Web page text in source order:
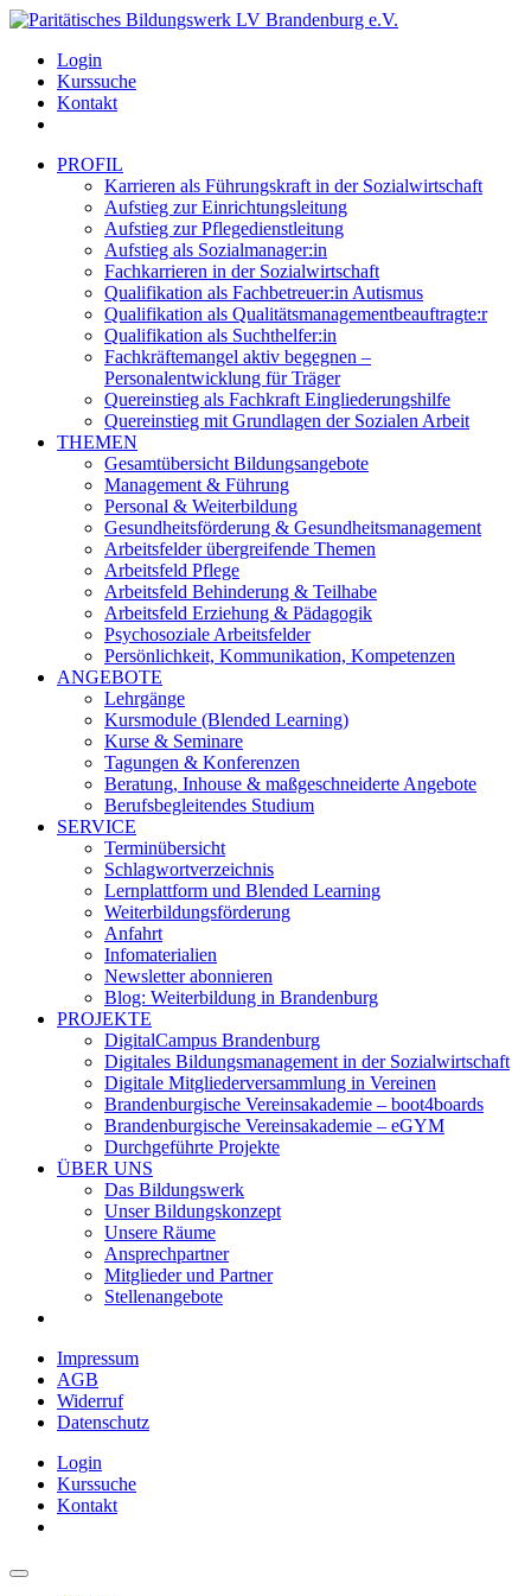
Login
Kurssuche
Kontakt
PROFIL
Karrieren als Führungskraft in der Sozialwirtschaft
Aufstieg zur Einrichtungsleitung
Aufstieg zur Pflegedienstleitung
Aufstieg als Sozialmanager:in
Fachkarrieren in der Sozialwirtschaft
Qualifikation als Fachbetreuer:in Autismus
Qualifikation als Qualitätsmanagementbeauftragte:r
Qualifikation als Suchthelfer:in
Fachkräftemangel aktiv begegnen –
Personalentwicklung für Träger
Quereinstieg als Fachkraft Eingliederungshilfe
Quereinstieg mit Grundlagen der Sozialen Arbeit
THEMEN
Gesamtübersicht Bildungsangebote
Management & Führung
Personal & Weiterbildung
Gesundheitsförderung & Gesundheitsmanagement
Arbeitsfelder übergreifende Themen
Arbeitsfeld Pflege
Arbeitsfeld Behinderung & Teilhabe
Arbeitsfeld Erziehung & Pädagogik
Psychosoziale Arbeitsfelder
Persönlichkeit, Kommunikation, Kompetenzen
ANGEBOTE
Lehrgänge
Kursmodule (Blended Learning)
Kurse & Seminare
Tagungen & Konferenzen
Beratung, Inhouse & maßgeschneiderte Angebote
Berufsbegleitendes Studium
SERVICE
Terminübersicht
Schlagwortverzeichnis
Lernplattform und Blended Learning
Weiterbildungsförderung
Anfahrt
Infomaterialien
Newsletter abonnieren
Blog: Weiterbildung in Brandenburg
PROJEKTE
DigitalCampus Brandenburg
Digitales Bildungsmanagement in der Sozialwirtschaft
Digitale Mitgliederversammlung in Vereinen
Brandenburgische Vereinsakademie – boot4boards
Brandenburgische Vereinsakademie – eGYM
Durchgeführte Projekte
ÜBER UNS
Das Bildungswerk
Unser Bildungskonzept
Unsere Räume
Ansprechpartner
Mitglieder und Partner
Stellenangebote
Impressum
AGB
Widerruf
Datenschutz
Login
Kurssuche
Kontakt